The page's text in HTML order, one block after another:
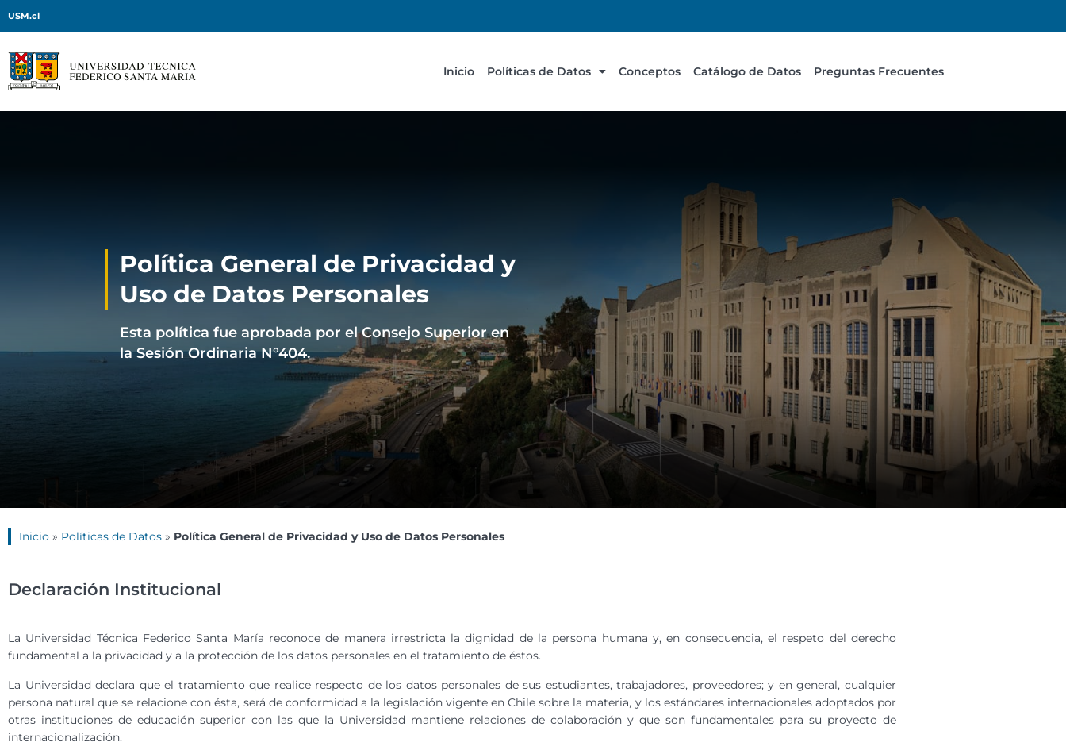
USM.cl
Inicio Políticas de Datos Conceptos Catálogo de Datos Preguntas Frecuentes
Política General de Privacidad y
Uso de Datos Personales
Esta política fue aprobada por el Consejo Superior en
la Sesión Ordinaria N°404.
Inicio » Políticas de Datos » Política General de Privacidad y Uso de Datos Personales
Declaración Institucional
La Universidad Técnica Federico Santa María reconoce de manera irrestricta la dignidad de la persona humana y, en consecuencia, el respeto del derecho
fundamental a la privacidad y a la protección de los datos personales en el tratamiento de éstos.
La Universidad declara que el tratamiento que realice respecto de los datos personales de sus estudiantes, trabajadores, proveedores; y en general, cualquier
persona natural que se relacione con ésta, será de conformidad a la legislación vigente en Chile sobre la materia, y los estándares internacionales adoptados por
otras instituciones de educación superior con las que la Universidad mantiene relaciones de colaboración y que son fundamentales para su proyecto de
internacionalización.